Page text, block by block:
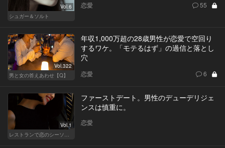
Vol.6
シュガー＆ソルト
恋愛 55
Vol.322
男と女の答えあわせ【Q】
年収1,000万超の28歳男性が恋愛で空回り
するワケ。「モテるはず」の過信と落とし
穴
恋愛 6
Vol.1
ファーストデート。男性のデューデリジェ
ンスは慎重に。
恋愛